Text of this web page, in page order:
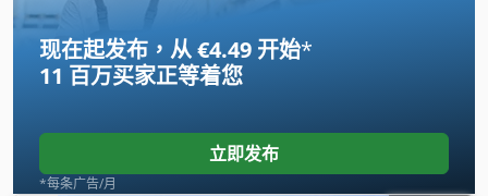
现在起发布，从 €4.49 开始*
11 百万买家正等着您
立即发布
*每条广告/月